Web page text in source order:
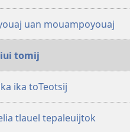
uan mouampoyouaj
tomij
ika toTeotsij
tlauel tepaleuijtok